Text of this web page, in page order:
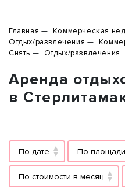
Главная Коммерческая
Отдых/развлечения
Снять
Отдых/развлечения
Аренда
в
По дате По площади
По стоимости в месяц